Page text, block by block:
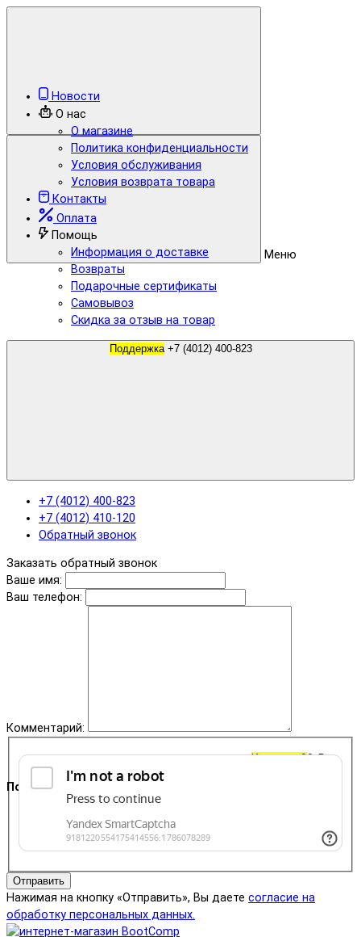
Меню
Корзина 00 ₽
Поддержка
Новости
О нас
О магазине
Политика конфиденциальности
Условия обслуживания
Условия возврата товара
Контакты
Оплата
Помощь
Информация о доставке
Возвраты
Подарочные сертификаты
Самовывоз
Скидка за отзыв на товар
Поддержка +7 (4012) 400-823
+7 (4012) 400-823
+7 (4012) 410-120
Обратный звонок
Заказать обратный звонок
Ваше имя:
Ваш телефон:
Комментарий:
Отправить
Нажимая на кнопку «Отправить», Вы даете согласие на
обработку персональных данных.